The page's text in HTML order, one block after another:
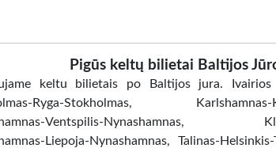
Pigūs keltų bilietai Baltijos
keltu bilietais po Baltijos jura.
Ryga-Stokholmas, Karlshamnas-
Ventspilis-Nynashamnas,
Liepoja-Nynashamnas, Talinas-